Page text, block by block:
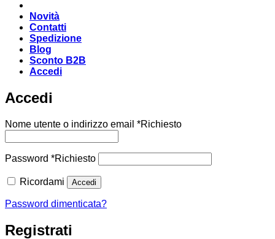
Novità
Contatti
Spedizione
Blog
Sconto B2B
Accedi
Accedi
Nome utente o indirizzo email *Richiesto
Password *Richiesto
Ricordami Accedi
Password dimenticata?
Registrati